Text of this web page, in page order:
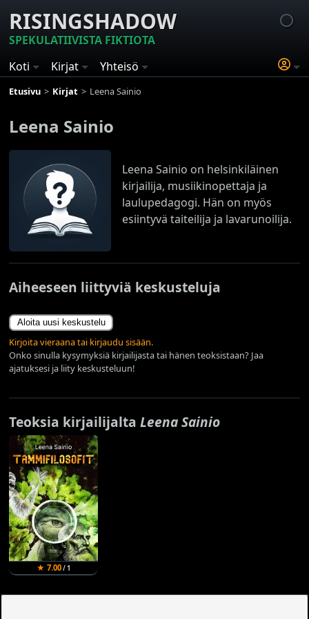
RISINGSHADOW
SPEKULATIIVISTA FIKTIOTA
Koti
Kirjat Yhteisö
Etusivu Kirjat Leena Sainio
Leena Sainio
Leena Sainio on helsinkiläinen
kirjailija, musiikinopettaja ja
laulupedagogi. Hän on myös
esiintyvä taiteilija ja lavarunoilija.
Aiheeseen liittyviä keskusteluja
Aloita uusi keskustelu
Kirjoita vieraana tai kirjaudu sisään.
Onko sinulla kysymyksiä kirjailijasta tai hänen teoksistaan? Jaa
ajatuksesi ja liity keskusteluun!
Teoksia kirjailijaltaLeena Sainio
★ 7.00/ 1